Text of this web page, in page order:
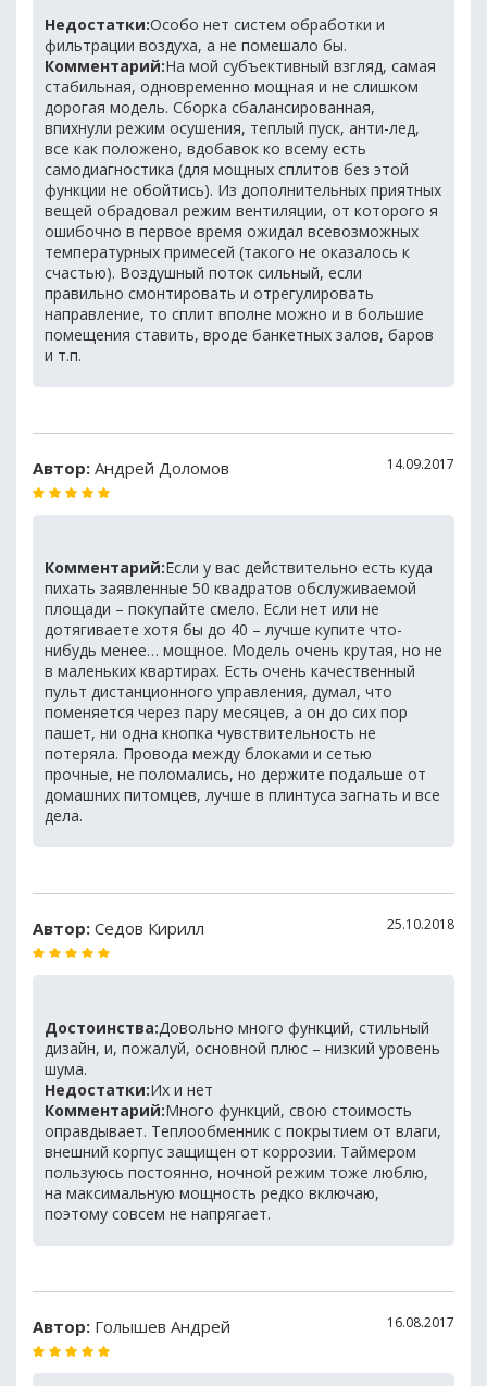
Недостатки:Особо нет систем обработки и
фильтрации воздуха, а не помешало бы.
Комментарий:На мой субъективный взгляд, самая
стабильная, одновременно мощная и не слишком
дорогая модель. Сборка сбалансированная,
впихнули режим осушения, теплый пуск, анти-лед,
все как положено, вдобавок ко всему есть
самодиагностика (для мощных сплитов без этой
функции не обойтись). Из дополнительных приятных
вещей обрадовал режим вентиляции, от которого я
ошибочно в первое время ожидал всевозможных
температурных примесей (такого не оказалось к
счастью). Воздушный поток сильный, если
правильно смонтировать и отрегулировать
направление, то сплит вполне можно и в большие
помещения ставить, вроде банкетных залов, баров
и т.п.
Автор: Андрей Доломов 14.09.2017
Комментарий:Если у вас действительно есть куда
пихать заявленные 50 квадратов обслуживаемой
площади – покупайте смело. Если нет или не
дотягиваете хотя бы до 40 – лучше купите что-
нибудь менее… мощное. Модель очень крутая, но не
в маленьких квартирах. Есть очень качественный
пульт дистанционного управления, думал, что
поменяется через пару месяцев, а он до сих пор
пашет, ни одна кнопка чувствительность не
потеряла. Провода между блоками и сетью
прочные, не поломались, но держите подальше от
домашних питомцев, лучше в плинтуса загнать и все
дела.
Автор: Седов Кирилл 25.10.2018
Достоинства:Довольно много функций, стильный
дизайн, и, пожалуй, основной плюс – низкий уровень
шума.
Недостатки:Их и нет
Комментарий:Много функций, свою стоимость
оправдывает. Теплообменник с покрытием от влаги,
внешний корпус защищен от коррозии. Таймером
пользуюсь постоянно, ночной режим тоже люблю,
на максимальную мощность редко включаю,
поэтому совсем не напрягает.
Автор: Голышев Андрей 16.08.2017